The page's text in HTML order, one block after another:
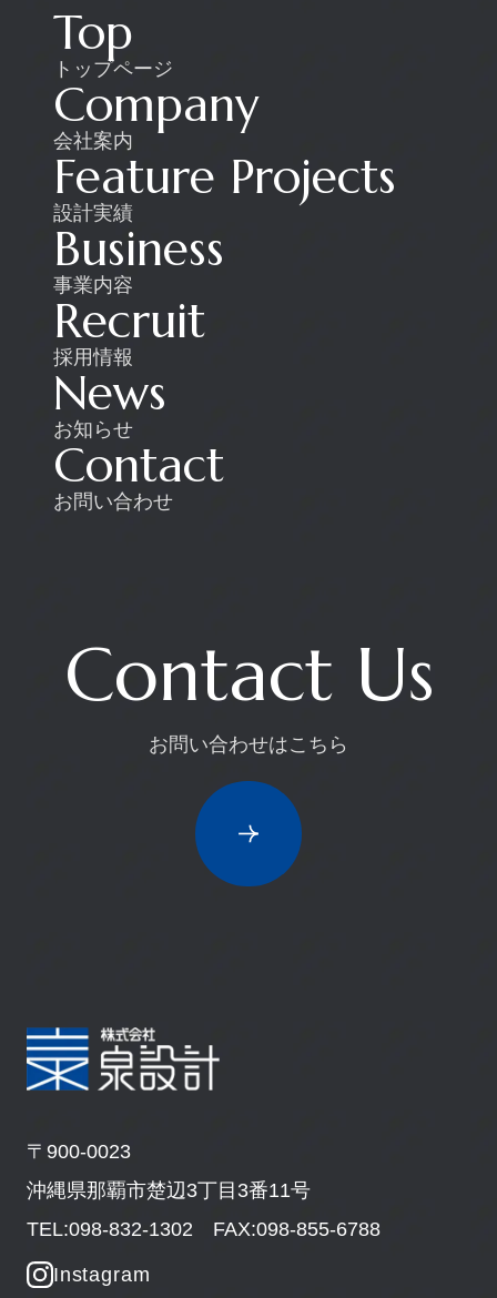
Top
トップページ
Company
会社案内
Feature Projects
設計実績
Business
事業内容
Recruit
採用情報
News
お知らせ
Contact
お問い合わせ
Contact Us
お問い合わせはこちら
〒900-0023
沖縄県那覇市楚辺3丁目3番11号
TEL:098-832-1302 FAX:098-855-6788
Instagram